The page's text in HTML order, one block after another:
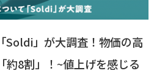
Soldi」が大調査！物価の高
約8割」！~値上げを感じる